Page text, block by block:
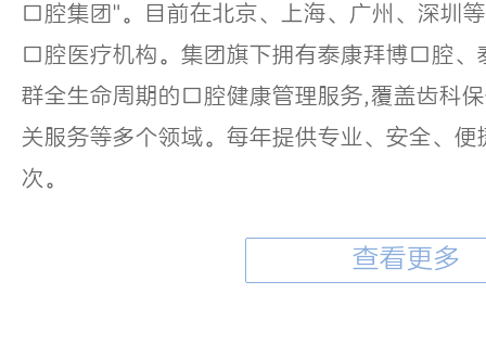
口腔集团"。目前在北京、上海、广州、深圳
口腔医疗机构。集团旗下拥有泰康拜博口腔
群全生命周期的口腔健康管理服务,覆盖齿科
关服务等多个领域。每年提供专业、安全、
次。
查看更多